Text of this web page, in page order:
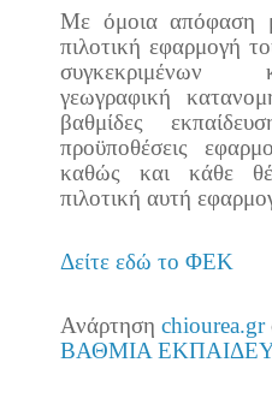
Με όμοια απόφαση
πιλοτική εφαρμογή
συγκεκριμένων
γεωγραφική
βαθμίδες
προϋποθέσεις
καθώς και κάθε
πιλοτική αυτή
Δείτε εδώ το ΦΕΚ
Ανάρτηση chiourea.gr
ΒΑΘΜΙΑ